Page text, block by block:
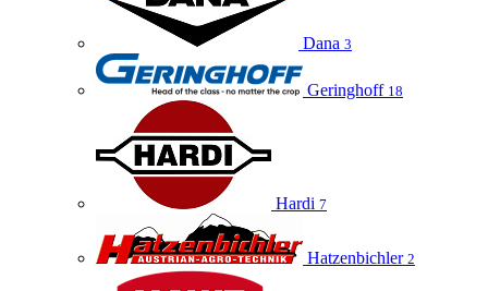
Dana 3
Geringhoff 18
Hardi 7
Hatzenbichler 2